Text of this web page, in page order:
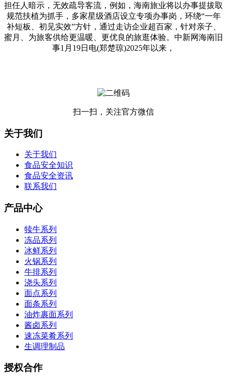
担任人暗示，无效疏导客流，例如，海南旅业将以办事提拔取
规范扶植为抓手，多家星级酒店设立专项办事岗，环绕“一年
补短板、初见实效”方针，通过走访企业超百家，针对亲子、
蜜月、为旅客供给更温暖、更优良的旅逛体验。中新网海南旧
事1月19日电(郑楚琼)2025年以来，
扫一扫，关注官方微信
关于我们
关于我们
食品安全知识
食品安全资讯
联系我们
产品中心
犊牛系列
冻品系列
冰鲜系列
火锅系列
牛排系列
浇头系列
面点系列
面条系列
油炸裹面系列
酱卤系列
速冻菜肴系列
生调理制品
授权合作